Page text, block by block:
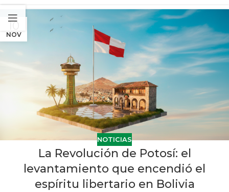
10
NOV
NOTICIAS
La Revolución de Potosí: el
levantamiento que encendió el
espíritu libertario en Bolivia